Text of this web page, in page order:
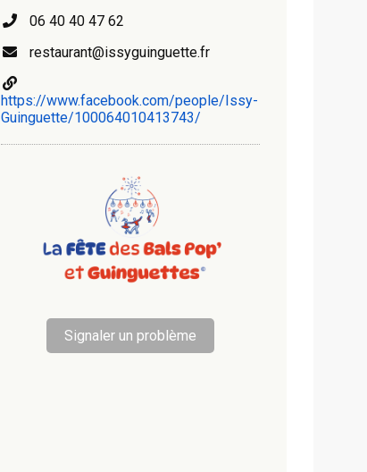
06 40 40 47 62
restaurant@issyguinguette.fr
https://www.facebook.com/people/Issy-
Guinguette/100064010413743/
Signaler un problème